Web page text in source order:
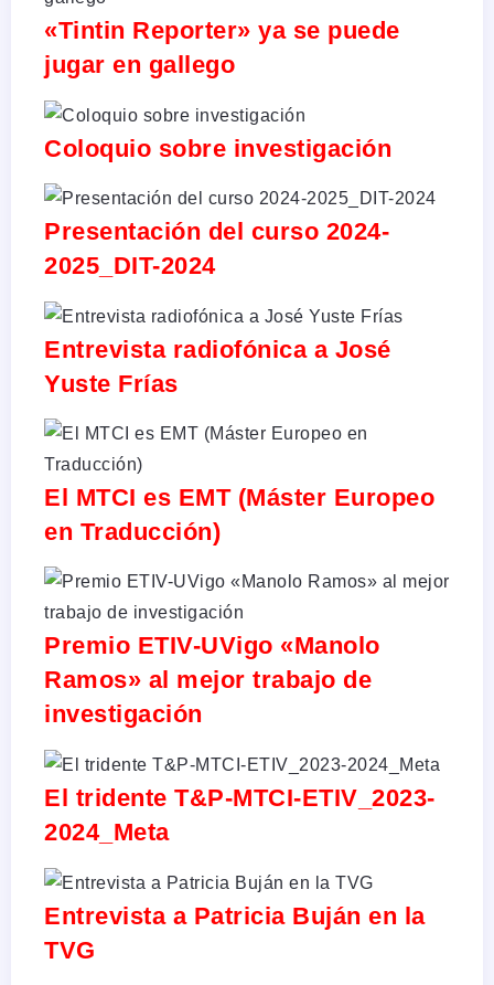
«Tintin Reporter» ya se puede
jugar en gallego
Coloquio sobre investigación
Presentación del curso 2024-
2025_DIT-2024
Entrevista radiofónica a José
Yuste Frías
El MTCI es EMT (Máster Europeo
en Traducción)
Premio ETIV-UVigo «Manolo
Ramos» al mejor trabajo de
investigación
El tridente T&P-MTCI-ETIV_2023-
2024_Meta
Entrevista a Patricia Buján en la
TVG